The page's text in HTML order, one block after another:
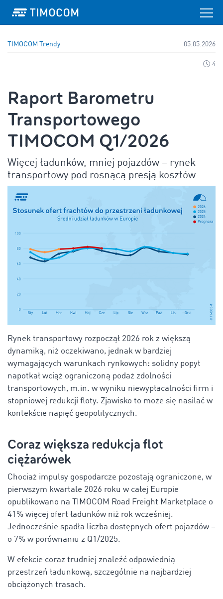
TIMOCOM Trendy 05.05.2026
4
Raport Barometru
Transportowego
TIMOCOM Q1/2026
Więcej ładunków, mniej pojazdów – rynek
transportowy pod rosnącą presją kosztów
Rynek transportowy rozpoczął 2026 rok z większą
dynamiką, niż oczekiwano, jednak w bardziej
wymagających warunkach rynkowych: solidny popyt
napotkał wciąż ograniczoną podaż zdolności
transportowych, m.in. w wyniku niewypłacalności firm i
stopniowej redukcji floty. Zjawisko to może się nasilać w
kontekście napięć geopolitycznych.
Coraz większa redukcja flot
ciężarówek
Chociaż impulsy gospodarcze pozostają ograniczone, w
pierwszym kwartale 2026 roku w całej Europie
opublikowano na TIMOCOM Road Freight Marketplace o
41% więcej ofert ładunków niż rok wcześniej.
Jednocześnie spadła liczba dostępnych ofert pojazdów –
o 7% w porównaniu z Q1/2025.
W efekcie coraz trudniej znaleźć odpowiednią
przestrzeń ładunkową, szczególnie na najbardziej
obciążonych trasach.